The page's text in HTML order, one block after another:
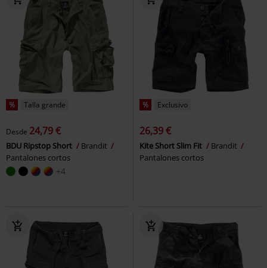
% Talla grande
Desde 24,79 €
BDU Ripstop Short
Brandit
Pantalones cortos
+4
% Exclusivo
26,39 €
Kite Short Slim Fit
Brandit
Pantalones cortos